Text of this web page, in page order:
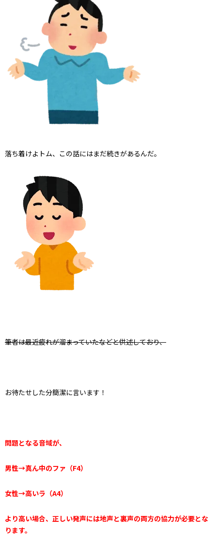
落ち着けよトム、この話にはまだ続きがあるんだ。
筆者は最近疲れが溜まっていたなどと供述しており、
お待たせした分簡潔に言います！
問題となる音域が、
男性→真ん中のファ（F4）
女性→高いラ（A4）
より高い場合、 正しい発声には地声と裏声の両方の協力が必要とな
ります。